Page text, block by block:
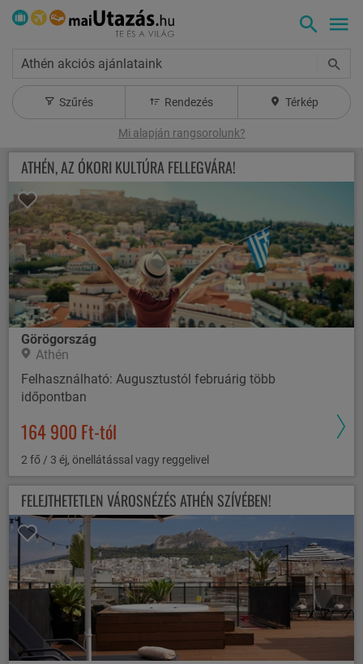
Athén akciós ajánlataink
Szűrés Rendezés Térkép
Mi alapján rangsorolunk?
ATHÉN, AZ ÓKORI KULTÚRA FELLEGVÁRA!
Görögország
Athén
Felhasználható: Augusztustól februárig több
időpontban
164 900 Ft-tól
2 fő / 3 éj, önellátással vagy reggelivel
FELEJTHETETLEN VÁROSNÉZÉS ATHÉN SZÍVÉBEN!